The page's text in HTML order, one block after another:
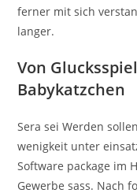
ferner mit sich
langer.
Von
Babykatzchen
Sera sei Werden
wenigkeit unter
Software package im
Gewerbe sass. Nach